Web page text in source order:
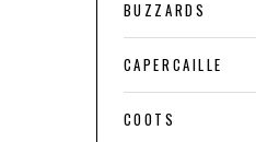
BUZZARDS
CAPERCAILLE
COOTS